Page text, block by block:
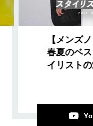
【メンズ
春夏のベ
イリスト